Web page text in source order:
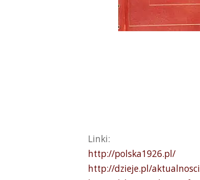
Linki:
http://polska1926.pl/
http://dzieje.pl/